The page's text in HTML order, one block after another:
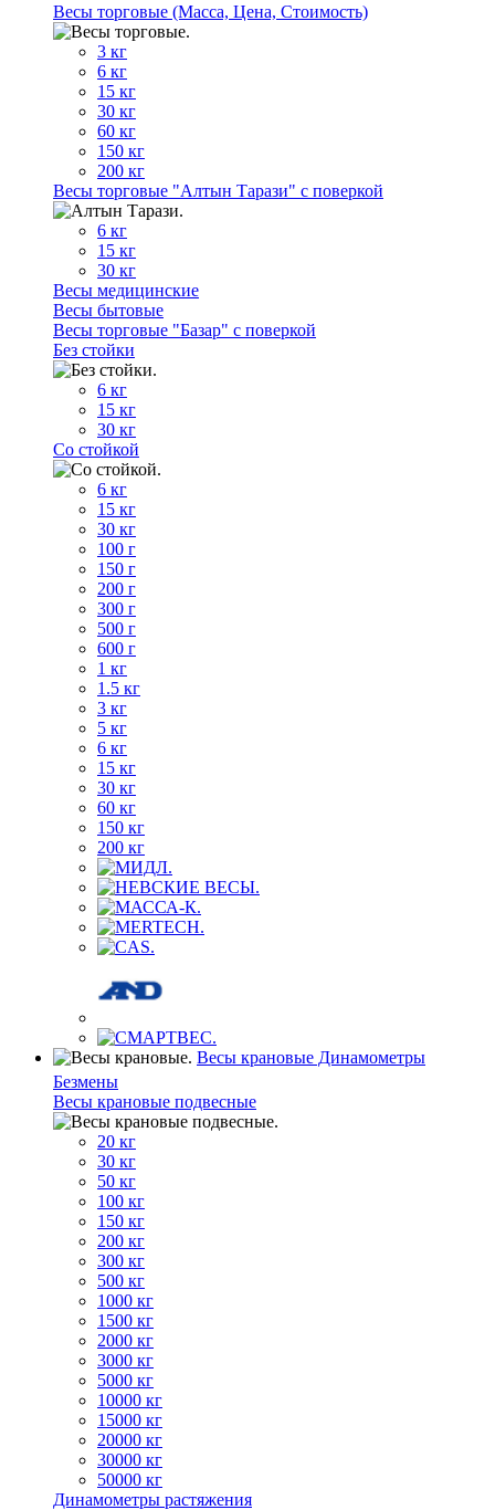
Весы торговые (Масса, Цена, Стоимость)
3 кг
6 кг
15 кг
30 кг
60 кг
150 кг
200 кг
Весы торговые "Алтын Тарази" с поверкой
6 кг
15 кг
30 кг
Весы медицинские
Весы бытовые
Весы торговые "Базар" с поверкой
Без стойки
6 кг
15 кг
30 кг
Со стойкой
6 кг
15 кг
30 кг
100 г
150 г
200 г
300 г
500 г
600 г
1 кг
1.5 кг
3 кг
5 кг
6 кг
15 кг
30 кг
60 кг
150 кг
200 кг
Весы крановые Динамометры
Безмены
Весы крановые подвесные
20 кг
30 кг
50 кг
100 кг
150 кг
200 кг
300 кг
500 кг
1000 кг
1500 кг
2000 кг
3000 кг
5000 кг
10000 кг
15000 кг
20000 кг
30000 кг
50000 кг
Динамометры растяжения